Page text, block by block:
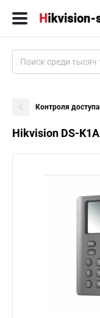
Контроля доступа
Hikvision DS-